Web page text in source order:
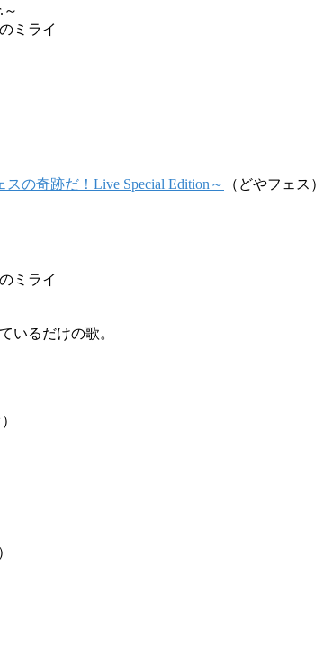
ミライ
の奇跡だ！Live Special Edition～
（どやフェス
ミライ
いるだけの歌。